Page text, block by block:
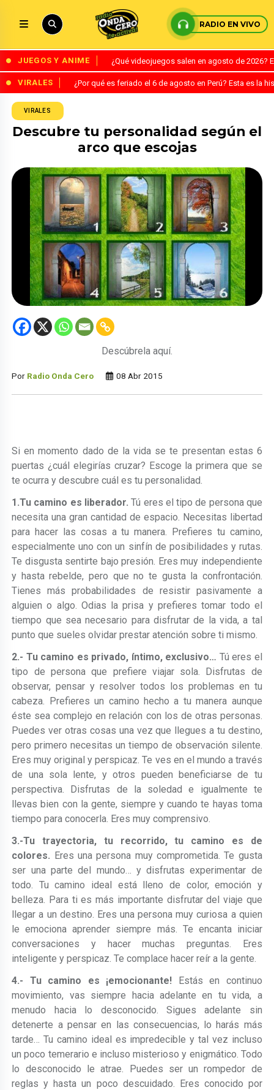
RADIO EN VIVO
JUEGOS Y ANIME ¿Qué videojuegos salen en agosto de
VIRALES ¿Por qué es feriado el 6 de agosto en Perú? Esta es la
VIRALES
Descubre tu personalidad según el
arco que escojas
Descúbrela aquí.
Por Radio Onda Cero 08 Abr 2015
Si en momento dado de la vida se te presentan estas 6
puertas ¿cuál elegirías cruzar? Escoge la primera que se
te ocurra y descubre cuál es tu personalidad.
1.Tu camino es liberador. Tú eres el tipo de persona que
necesita una gran cantidad de espacio. Necesitas libertad
para hacer las cosas a tu manera. Prefieres tu camino,
especialmente uno con un sinfín de posibilidades y rutas.
Te disgusta sentirte bajo presión. Eres muy independiente
y hasta rebelde, pero que no te gusta la confrontación.
Tienes más probabilidades de resistir pasivamente a
alguien o algo. Odias la prisa y prefieres tomar todo el
tiempo que sea necesario para disfrutar de la vida, a tal
punto que sueles olvidar prestar atención sobre ti mismo.
2.- Tu camino es privado, íntimo, exclusivo… Tú eres el
tipo de persona que prefiere viajar sola. Disfrutas de
observar, pensar y resolver todos los problemas en tu
cabeza. Prefieres un camino hecho a tu manera aunque
éste sea complejo en relación con los de otras personas.
Puedes ver otras cosas una vez que llegues a tu destino,
pero primero necesitas un tiempo de observación silente.
Eres muy original y perspicaz. Te ves en el mundo a través
de una sola lente, y otros pueden beneficiarse de tu
perspectiva. Disfrutas de la soledad e igualmente te
llevas bien con la gente, siempre y cuando te hayas toma
tiempo para conocerla. Eres muy comprensivo.
3.-Tu trayectoria, tu recorrido, tu camino es de
colores. Eres una persona muy comprometida. Te gusta
ser una parte del mundo… y disfrutas experimentar de
todo. Tu camino ideal está lleno de color, emoción y
belleza. Para ti es más importante disfrutar del viaje que
llegar a un destino. Eres una persona muy curiosa a quien
le emociona aprender siempre más. Te encanta iniciar
conversaciones y hacer muchas preguntas. Eres
inteligente y perspicaz. Te complace hacer reír a la gente.
4.- Tu camino es ¡emocionante! Estás en continuo
movimiento, vas siempre hacia adelante en tu vida, a
menudo hacia lo desconocido. Sigues adelante sin
detenerte a pensar en las consecuencias, lo harás más
tarde… Tu camino ideal es impredecible y tal vez incluso
un poco temerario e incluso misterioso y enigmático. Todo
lo desconocido le atrae. Puedes ser un rompedor de
reglas y hasta un poco descuidado. Eres conocido por